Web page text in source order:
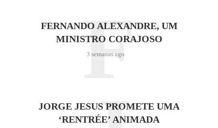
FERNANDO ALEXANDRE, UM
MINISTRO CORAJOSO
3 semanas ago
F
JORGE JESUS PROMETE UMA
‘RENTRÉE’ ANIMADA